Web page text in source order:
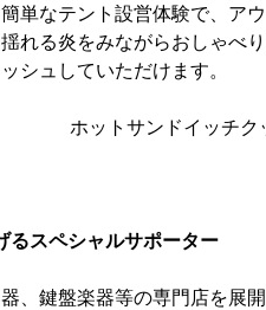
単なテント設営体験で、ア
れる炎をみながらおしゃべ
シュしていただけます。
ホットサンドイッチ
るスペシャルサポーター
、鍵盤楽器等の専門店を展